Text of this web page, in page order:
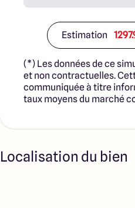
Estimation
(*) Les données de ce
et non contractuelles.
communiquée à titre
taux moyens du marché
Localisation du bien